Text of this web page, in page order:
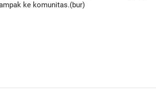
ke komunitas.(bur)